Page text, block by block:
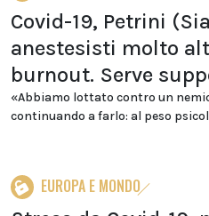
Covid-19, Petrini
anestesisti molto
burnout. Serve
«Abbiamo lottato contro un
continuando a farlo: al peso
EUROPA E MONDO